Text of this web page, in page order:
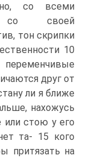
со всеми
со своей
тон скрипки
10
друг от
ли я ближе
нахожусь
или стою у его
та- 15 кого
притязать на